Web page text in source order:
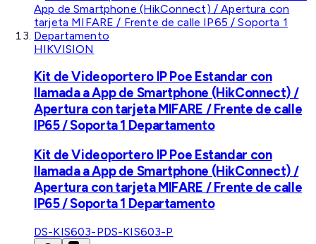
HIKVISION
Kit de Videoportero IP Poe Estandar con
llamada a App de Smartphone (HikConnect) /
Apertura con tarjeta MIFARE / Frente de calle
IP65 / Soporta 1 Departamento
Kit de Videoportero IP Poe Estandar con
llamada a App de Smartphone (HikConnect) /
Apertura con tarjeta MIFARE / Frente de calle
IP65 / Soporta 1 Departamento
DS-KIS603-PDS-KIS603-P